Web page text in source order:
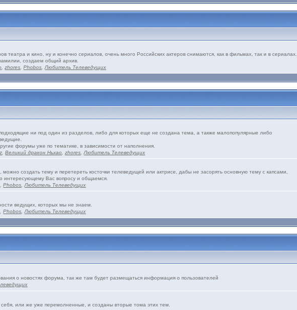
театра и кино, ну и конечно сериалов, очень много Российских актеров снимаются, как в фильмах, так и в сериалах.
создаем общий архив.
,zhores,Phobos,Любитель Телеведущих
ни под один из разделов, либо для которых еще не создана тема, а также малопопулярные либо
форумы уже по тематике, в зависимости от наполнения.
,Великий дракон Ньхао,zhores,Любитель Телеведущих
создать тему и перетереть косточки телеведущей или актрисе, дабы не засорять основную тему с капсами,
интересующему Вас вопросу и общаемся.
,Phobos,Любитель Телеведущих
ведущих, которых мы не знаем.
,Phobos,Любитель Телеведущих
о новостях форума, так же там будет размещаться информация о пользователей
себя, или же уже перемолненные, и созданы вторые тома этих тем.